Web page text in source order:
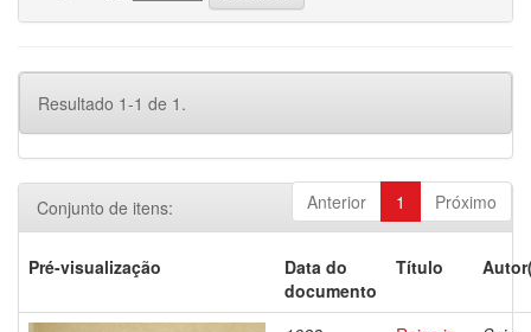
Resultado 1-1 de 1.
Anterior 1 Próximo
Conjunto de itens:
Pré-visualização
Data do
documento
Título